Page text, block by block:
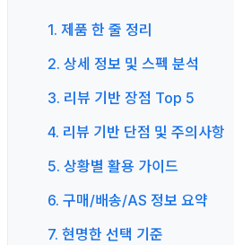
1. 제품 한 줄 정리
2. 상세 정보 및 스펙 분석
3. 리뷰 기반 장점 Top 5
4. 리뷰 기반 단점 및 주의사항
5. 상황별 활용 가이드
6. 구매/배송/AS 정보 요약
7. 현명한 선택 기준